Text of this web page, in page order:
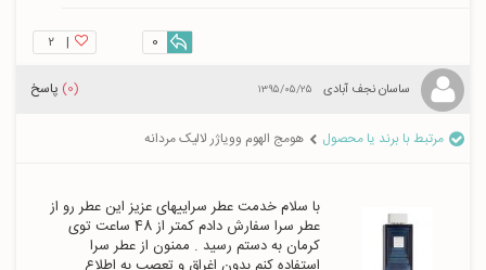
| ۲ 0
ساسان نجف آبادی ۱۳۹۵/۰۵/۲۵ (0) پاسخ
مرتبط با برند یا محصول هومج الهوم وویاژر لالیک مردانه
با سلام خدمت عطر سراییهای عزیز این عطر رو از
عطر سرا سفارش دادم کمتر از 48 ساعت توی